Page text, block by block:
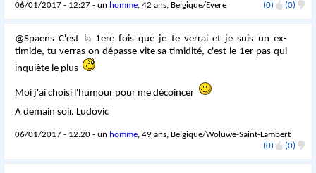
06/01/2017 - 12:27 - un homme, 42 ans, Belgique/Evere (0) (0)
@Spaens C'est la 1ere fois que je te verrai et je suis un ex-
timide, tu verras on dépasse vite sa timidité, c'est le 1er pas qui
inquiète le plus
Moi j'ai choisi l'humour pour me décoincer
A demain soir. Ludovic
06/01/2017 - 12:20 - un homme, 49 ans, Belgique/Woluwe-Saint-Lambert
(0)
(0)